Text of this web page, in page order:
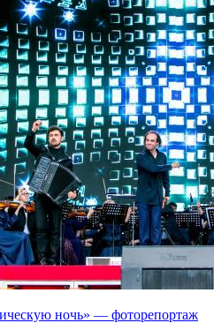
ночь» — фоторепортаж